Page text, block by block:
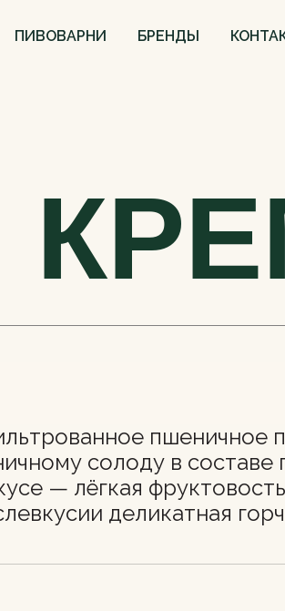
ПИВОВАРНИ БРЕНДЫ
пшеничное
солоду в составе
— лёгкая
деликатная